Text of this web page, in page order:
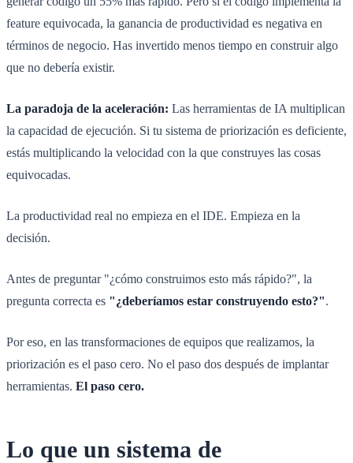
feature equivocada, la ganancia de productividad es negativa en
términos de negocio. Has invertido menos tiempo en construir algo
que no debería existir.
La paradoja de la aceleración: Las herramientas de IA multiplican
la capacidad de ejecución. Si tu sistema de priorización es deficiente,
estás multiplicando la velocidad con la que construyes las cosas
equivocadas.
La productividad real no empieza en el IDE. Empieza en la
decisión.
Antes de preguntar "¿cómo construimos esto más rápido?", la
pregunta correcta es "¿deberíamos estar construyendo esto?".
Por eso, en las transformaciones de equipos que realizamos, la
priorización es el paso cero. No el paso dos después de implantar
herramientas. El paso cero.
Lo que un sistema de